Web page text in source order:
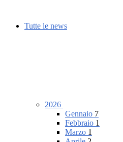
Tutte le news
2026
Gennaio 7
Febbraio 1
Marzo 1